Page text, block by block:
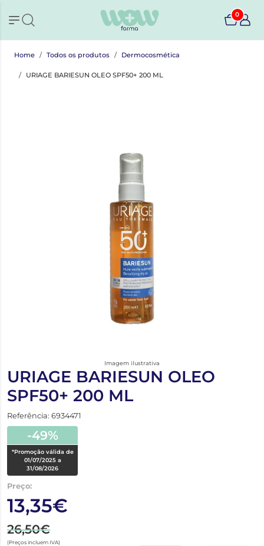
0
Home Todos os produtos Dermocosmética
URIAGE BARIESUN OLEO SPF50+ 200 ML
Imagem ilustrativa
URIAGE BARIESUN OLEO
SPF50+ 200 ML
Referência: 6934471
-49%
*Promoção válida de
01/07/2025 a
31/08/2026
Preço:
13,35€
26,50€
(Preços incluem IVA)